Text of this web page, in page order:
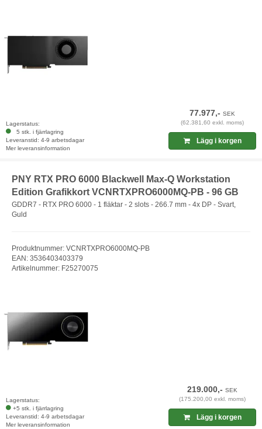
Lagerstatus:
5 stk. i fjärrlagring
Leveranstid: 4-9 arbetsdagar
Mer leveransinformation
77.977,-SEK
(62.381,60 exkl. moms)
Lägg i korgen
PNY RTX PRO 6000 Blackwell Max-Q Workstation
Edition Grafikkort VCNRTXPRO6000MQ-PB - 96 GB
GDDR7 - RTX PRO 6000 - 1 fläktar - 2 slots - 266.7 mm - 4x DP - Svart,
Guld
Produktnummer: VCNRTXPRO6000MQ-PB
EAN: 3536403403379
Artikelnummer: F25270075
Lagerstatus:
+5 stk. i fjärrlagring
Leveranstid: 4-9 arbetsdagar
Mer leveransinformation
219.000,-SEK
(175.200,00 exkl. moms)
Lägg i korgen